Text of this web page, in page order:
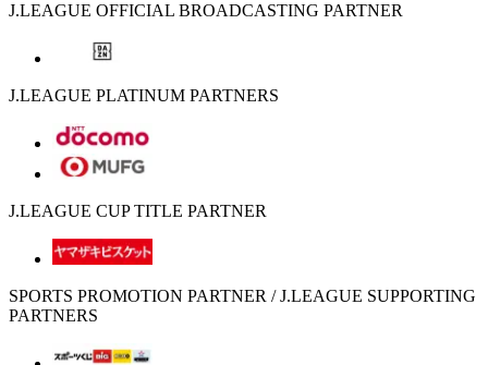
J.LEAGUE OFFICIAL BROADCASTING PARTNER
J.LEAGUE PLATINUM PARTNERS
J.LEAGUE CUP TITLE PARTNER
SPORTS PROMOTION PARTNER / J.LEAGUE SUPPORTING
PARTNERS